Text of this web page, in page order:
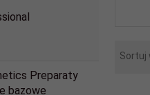
Preparaty
bazowe
Sortuj